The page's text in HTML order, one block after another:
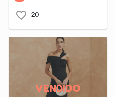
20
VENDIDO